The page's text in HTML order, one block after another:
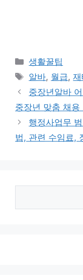
카
테
리
생활꿀팁
태
그
알바, 월급,
중장년알바
중장년 맞춤 채용
행정사업무
법, 관련 수임료,